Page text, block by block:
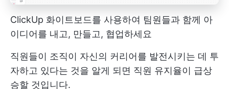
ClickUp 화이트보드를 사용하여 팀원들과 함께 아
이디어를 내고, 만들고, 협업하세요
직원들이 조직이 자신의 커리어를 발전시키는 데 투
자하고 있다는 것을 알게 되면 직원 유지율이 급상
승할 것입니다.